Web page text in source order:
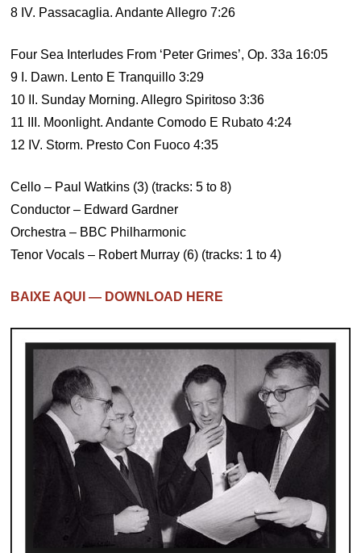
8 IV. Passacaglia. Andante Allegro 7:26
Four Sea Interludes From ‘Peter Grimes’, Op. 33a 16:05
9 I. Dawn. Lento E Tranquillo 3:29
10 II. Sunday Morning. Allegro Spiritoso 3:36
11 III. Moonlight. Andante Comodo E Rubato 4:24
12 IV. Storm. Presto Con Fuoco 4:35
Cello – Paul Watkins (3) (tracks: 5 to 8)
Conductor – Edward Gardner
Orchestra – BBC Philharmonic
Tenor Vocals – Robert Murray (6) (tracks: 1 to 4)
BAIXE AQUI — DOWNLOAD HERE